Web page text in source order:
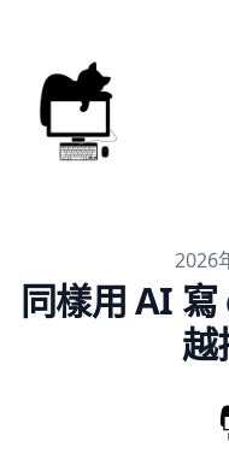
2026
同樣用 AI
越